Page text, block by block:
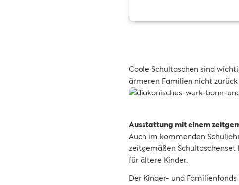
Coole Schultaschen sind
ärmeren Familien nicht
Ausstattung mit einem
Auch im kommenden
zeitgemäßen Schultaschenset
für ältere Kinder.
Der Kinder- und